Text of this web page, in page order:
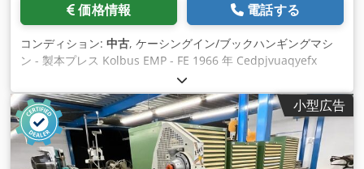
価格情報 電話する
コンディション: 中古, ケーシングイン/ブックハンギングマシ
ン - 製本プレス Kolbus EMP - FE 1966 年 Cedpjvuaqyefx
Ahyjrf ブロックサイズ 最小 125 x 100 x 6mm / 最大 370 x 270
x 80mm ケースサイズ 最小 125 x 210mm / 最大 370 x 62mm
毎分最大 36 サイクルの速度 WhatsApp - MS Zoom -
Telegram によるオンラインビデオ検査 在庫あり エムスキルヒ
ェン/ニュルンベルク - 即時利用可能 - テスト可能
小型広告